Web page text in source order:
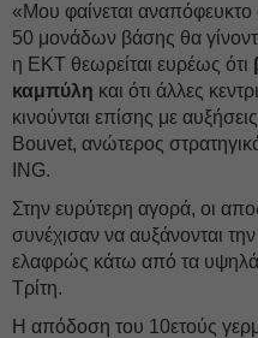
«Μου φαίνεται αναπόφευκτο
50 μονάδων βάσης θα
η ΕΚΤ θεωρείται ευρέως ότι
καμπύλη και ότι άλλες
κινούνται επίσης με
Bouvet, ανώτερος
ING.
Στην ευρύτερη αγορά, οι
συνέχισαν να αυξάνονται
ελαφρώς κάτω από τα
Τρίτη.
Η απόδοση του 10ετούς